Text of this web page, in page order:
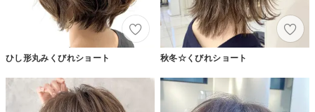
ひし形丸みくびれショート 秋冬☆くびれショート